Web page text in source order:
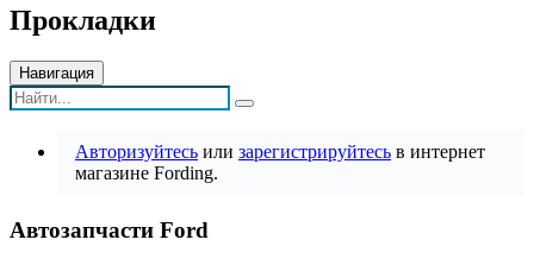
Прокладки
Навигация
Авторизуйтесь или зарегистрируйтесь в интернет
магазине Fording.
Автозапчасти Ford